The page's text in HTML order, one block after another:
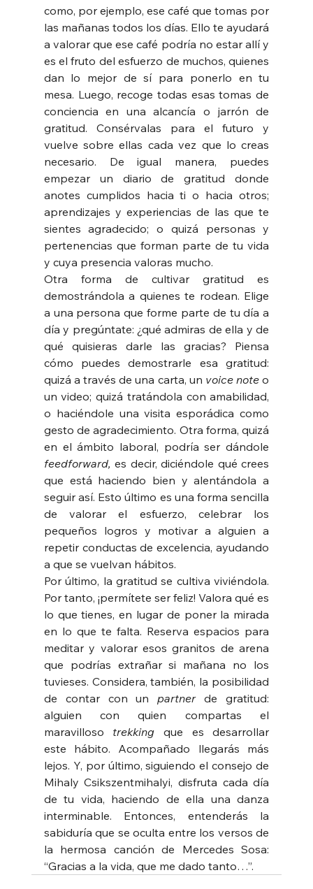
como, por ejemplo, ese café que tomas por
las mañanas todos los días. Ello te ayudará
a valorar que ese café podría no estar allí y
es el fruto del esfuerzo de muchos, quienes
dan lo mejor de sí para ponerlo en tu
mesa. Luego, recoge todas esas tomas de
conciencia en una alcancía o jarrón de
gratitud. Consérvalas para el futuro y
vuelve sobre ellas cada vez que lo creas
necesario. De igual manera, puedes
empezar un diario de gratitud donde
anotes cumplidos hacia ti o hacia otros;
aprendizajes y experiencias de las que te
sientes agradecido; o quizá personas y
pertenencias que forman parte de tu vida
y cuya presencia valoras mucho.
Otra forma de cultivar gratitud es
demostrándola a quienes te rodean. Elige
a una persona que forme parte de tu día a
día y pregúntate: ¿qué admiras de ella y de
qué quisieras darle las gracias? Piensa
cómo puedes demostrarle esa gratitud:
quizá a través de una carta, un voice note o
un video; quizá tratándola con amabilidad,
o haciéndole una visita esporádica como
gesto de agradecimiento. Otra forma, quizá
feedforward, es decir, diciéndole qué crees
que está haciendo bien y alentándola a
seguir así. Esto último es una forma sencilla
de valorar el esfuerzo, celebrar los
pequeños logros y motivar a alguien a
repetir conductas de excelencia, ayudando
a que se vuelvan hábitos.
Por último, la gratitud se cultiva viviéndola.
Por tanto, ¡permítete ser feliz! Valora qué es
lo que tienes, en lugar de poner la mirada
en lo que te falta. Reserva espacios para
meditar y valorar esos granitos de arena
que podrías extrañar si mañana no los
tuvieses. Considera, también, la posibilidad
de contar con un partner de gratitud:
alguien con quien compartas el
maravilloso trekking que es desarrollar
este hábito. Acompañado llegarás más
lejos. Y, por último, siguiendo el consejo de
Mihaly Csikszentmihalyi, disfruta cada día
de tu vida, haciendo de ella una danza
interminable. Entonces, entenderás la
sabiduría que se oculta entre los versos de
la hermosa canción de Mercedes Sosa:
“Gracias a la vida, que me dado tanto…”.